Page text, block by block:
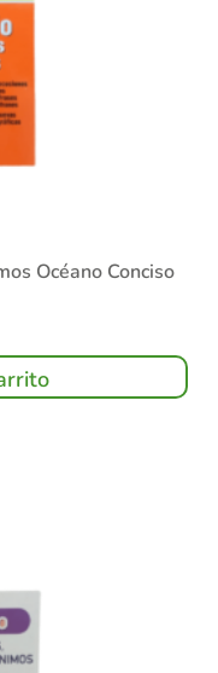
Océano Conciso